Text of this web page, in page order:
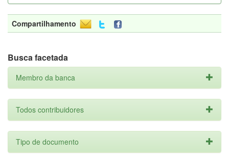
Compartilhamento
Busca facetada
Membro da banca
Todos contribuidores
Tipo de documento